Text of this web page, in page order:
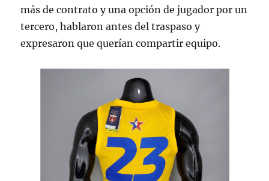
más de contrato y una opción de jugador por un
tercero, hablaron antes del traspaso y
expresaron que querían compartir equipo.